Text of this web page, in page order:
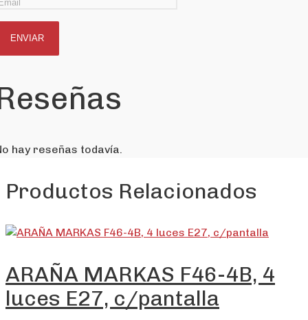
hay reseñas todavía.
Productos Relacionados
ARAÑA MARKAS F46-4B, 4
luces E27, c/pantalla